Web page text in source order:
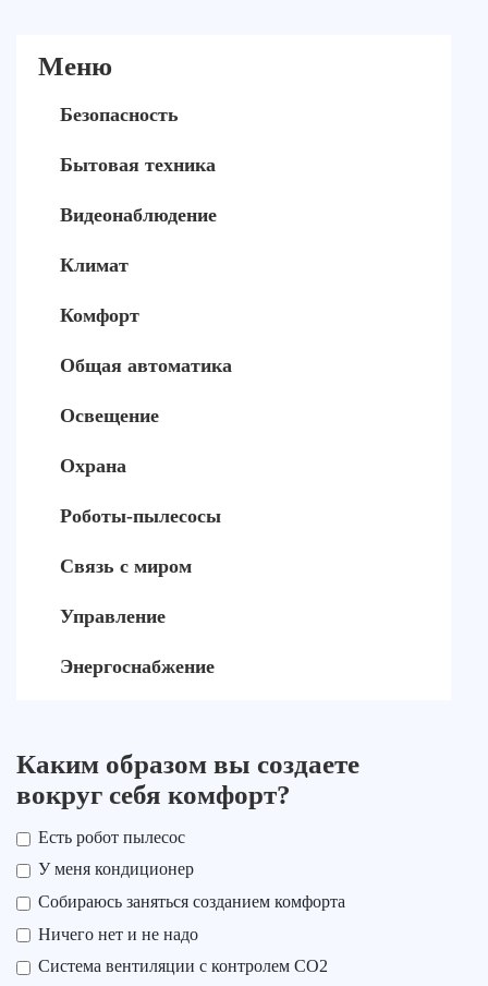
Меню
Безопасность
Бытовая техника
Видеонаблюдение
Климат
Комфорт
Общая автоматика
Освещение
Охрана
Роботы-пылесосы
Связь с миром
Управление
Энергоснабжение
Каким образом вы создаете
вокруг себя комфорт?
Есть робот пылесос
У меня кондиционер
Собираюсь заняться созданием комфорта
Ничего нет и не надо
Система вентиляции с контролем СО2